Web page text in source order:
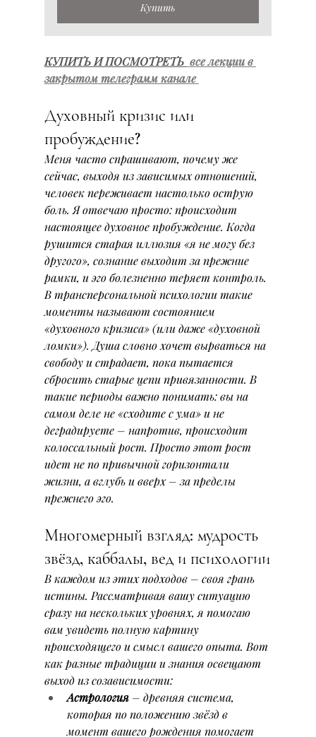
Купить
КУПИТЬ И ПОСМОТРЕТЬ все лекции в
закрытом телеграмм канале
Духовный кризис или
пробуждение?
Меня часто спрашивают, почему же
сейчас, выходя из зависимых отношений,
человек переживает настолько острую
боль. Я отвечаю просто: происходит
настоящее духовное пробуждение. Когда
рушится старая иллюзия «я не могу без
другого», сознание выходит за прежние
рамки, и эго болезненно теряет контроль.
В трансперсональной психологии такие
моменты называют состоянием
«духовного кризиса» (или даже «духовной
ломки»). Душа словно хочет вырваться на
свободу и страдает, пока пытается
сбросить старые цепи привязанности. В
такие периоды важно понимать: вы на
самом деле не «сходите с ума» и не
деградируете – напротив, происходит
колоссальный рост. Просто этот рост
идет не по привычной горизонтали
жизни, а вглубь и вверх – за пределы
прежнего эго.
Многомерный взгляд: мудрость
звёзд, каббалы, вед и психологии
В каждом из этих подходов – своя грань
истины. Рассматривая вашу ситуацию
сразу на нескольких уровнях, я помогаю
вам увидеть полную картину
происходящего и смысл вашего опыта. Вот
как разные традиции и знания освещают
выход из созависимости:
Астрология – древняя система,
которая по положению звёзд в
момент вашего рождения помогает